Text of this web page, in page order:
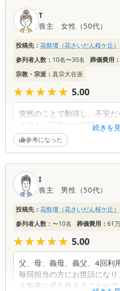
ロの対応だと感じました。
たので、すてきな花々と対応
のまごころに触れることがで
ました。本当にありがとうご
続きを
T
喪主
女性 （50代）
投稿先： 花祭壇（花さいだん桜ケ丘）
参列者人数： 10名〜30名 葬儀費用：
宗教・宗派： 真宗大谷派
★★★★★
★★★★★ 5.00
突然のことで動揺し、不安
とてもご丁寧にご説明いた
ができました。本当にあり
参考になった
I
喪主
男性 （50代）
投稿先： 花祭壇（花さいだん桜ケ丘）
参列者人数： 〜10名 葬儀費用： 61
★★★★★
★★★★★ 5.00
父、母、義母、義父、4回利
毎回担当の方にお世話にな
き無事に式を終えることが